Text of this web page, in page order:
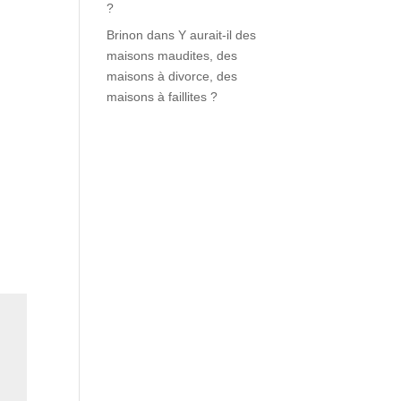
?
Brinon dansY aurait-il des
maisons maudites, des
maisons à divorce, des
maisons à faillites ?